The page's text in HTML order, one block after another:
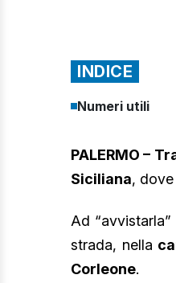
INDICE
Numeri utili
PALERMO –
Siciliana, dove
Ad
strada, nella
Corleone.